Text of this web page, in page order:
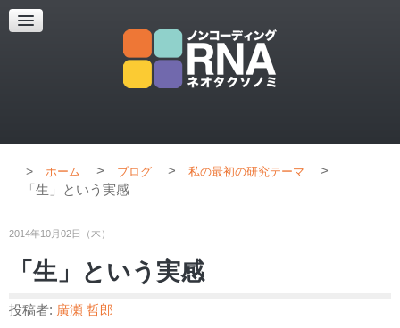
超解像顕微鏡
超解像顕微鏡の紹介
ホーム > ブログ > 私の最初の研究テーマ
>
「生」という実感
2014年10月02日（木）
「生」という実感
投稿者: 廣瀬 哲郎